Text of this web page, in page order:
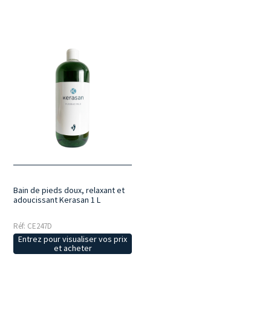
Bain de pieds doux, relaxant et
adoucissant Kerasan 1 L
Réf: CE247D
Entrez pour visualiser vos prix
et acheter